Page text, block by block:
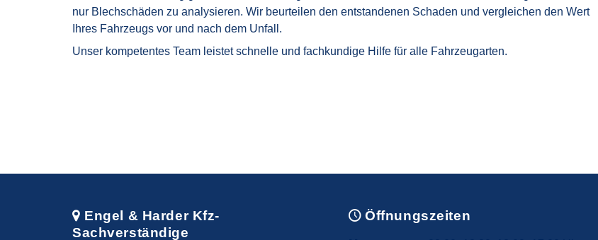
nur Blechschäden zu analysieren. Wir beurteilen den entstandenen Schaden und vergleichen den Wert
Ihres Fahrzeugs vor und nach dem Unfall.
Unser kompetentes Team leistet schnelle und fachkundige Hilfe für alle Fahrzeugarten.
Engel & Harder Kfz-
Sachverständige
Öffnungszeiten